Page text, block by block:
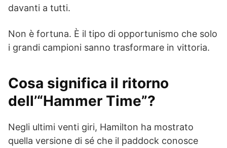
davanti a tutti.
Non è fortuna. È il tipo di opportunismo che solo
i grandi campioni sanno trasformare in vittoria.
Cosa significa il ritorno
dell’“Hammer Time”?
Negli ultimi venti giri, Hamilton ha mostrato
quella versione di sé che il paddock conosce